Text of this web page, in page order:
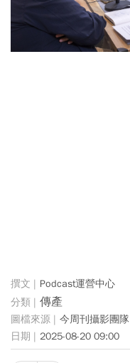
Podcast運營中心
傳產
今周刊攝影團隊
2025-08-20 09:00